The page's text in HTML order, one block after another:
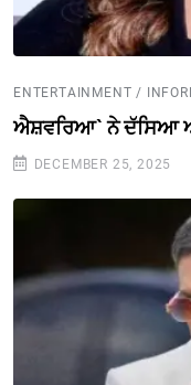
ENTERTAINMENT /
ਐਸ਼ਵਰਿਆ` ਨੇ ਦੱਸਿਆ
DECEMBER 25, 2025